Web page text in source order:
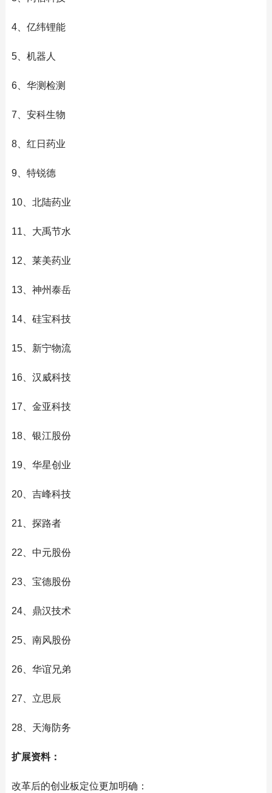
4、亿纬锂能
5、机器人
6、华测检测
7、安科生物
8、红日药业
9、特锐德
10、北陆药业
11、大禹节水
12、莱美药业
13、神州泰岳
14、硅宝科技
15、新宁物流
16、汉威科技
17、金亚科技
18、银江股份
19、华星创业
20、吉峰科技
21、探路者
22、中元股份
23、宝德股份
24、鼎汉技术
25、南风股份
26、华谊兄弟
27、立思辰
28、天海防务
扩展资料：
改革后的创业板定位更加明确：